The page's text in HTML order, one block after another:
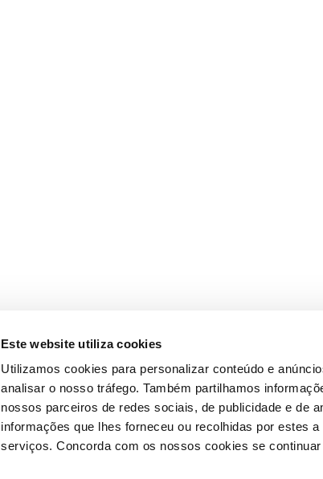
Este website utiliza cookies
Utilizamos cookies para personalizar conteúdo e
analisar o nosso tráfego. Também partilhamos
nossos parceiros de redes sociais, de publicidade e de
informações que lhes forneceu ou recolhidas por estes
serviços. Concorda com os nossos cookies se